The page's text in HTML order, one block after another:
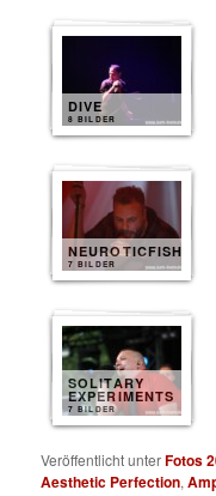
DIVE
8 BILDER
NEUROTICFISH
7 BILDER
SOLITARY
EXPERIMENTS
7 BILDER
Veröffentlicht unterFotos
Aesthetic Perfection,